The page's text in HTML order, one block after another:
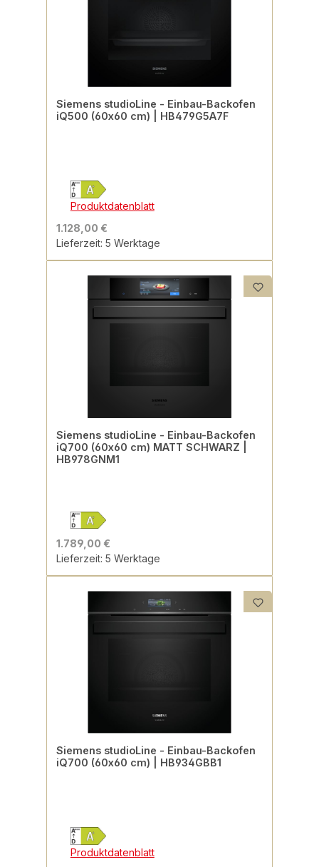
Siemens studioLine - Einbau-Backofen
iQ500 (60x60 cm) | HB479G5A7F
Produktdatenblatt
1.128,00 €
Lieferzeit: 5 Werktage
Siemens studioLine - Einbau-Backofen
iQ700 (60x60 cm) MATT SCHWARZ |
HB978GNM1
1.789,00 €
Lieferzeit: 5 Werktage
Siemens studioLine - Einbau-Backofen
iQ700 (60x60 cm) | HB934GBB1
Produktdatenblatt